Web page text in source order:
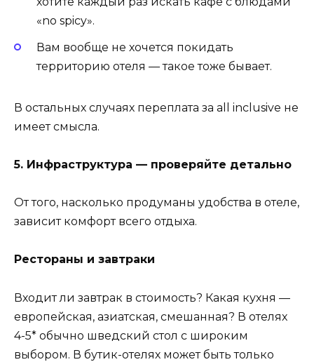
«no spicy».
Вам вообще не хочется покидать
территорию отеля — такое тоже бывает.
В остальных случаях переплата за all inclusive не
имеет смысла.
5. Инфраструктура — проверяйте детально
От того, насколько продуманы удобства в отеле,
зависит комфорт всего отдыха.
Рестораны и завтраки
Входит ли завтрак в стоимость? Какая кухня —
европейская, азиатская, смешанная? В отелях
4-5* обычно шведский стол с широким
выбором. В бутик-отелях может быть только